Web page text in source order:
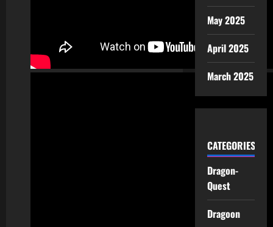
May 2025
April 2025
March 2025
CATEGORIES
Dragon-
Quest
Dragoon